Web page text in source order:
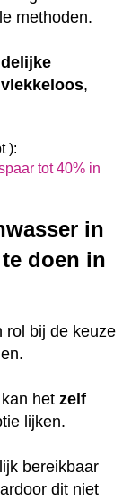
methoden.
vlekkeloos,
):
tot 40% in
in
doen in
rol bij de keuze
het zelf
lijken.
bereikbaar
dit niet